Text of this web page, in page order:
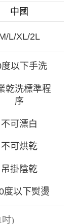
中國
L/XL/2L
以下手洗
乾洗標準程
序
不可漂白
不可烘乾
吊掛陰乾
度以下熨燙
吋)